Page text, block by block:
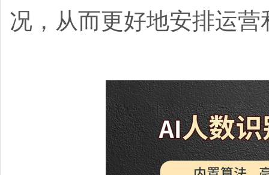
况，从而更好地安排运营